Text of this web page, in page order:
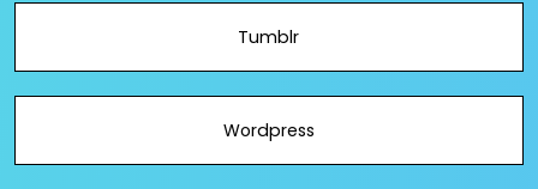
Tumblr
Wordpress